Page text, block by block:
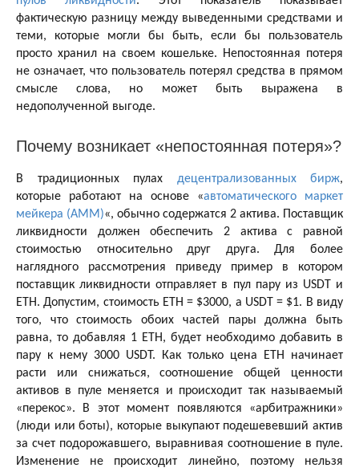
фактическую разницу между выведенными средствами и
теми, которые могли бы быть, если бы пользователь
просто хранил на своем кошельке. Непостоянная потеря
не означает, что пользователь потерял средства в прямом
смысле слова, но может быть выражена в
недополученной выгоде.
Почему возникает «непостоянная потеря»?
В традиционных пулах децентрализованных бирж,
которые работают на основе «автоматического маркет
мейкера (АММ)«, обычно содержатся 2 актива. Поставщик
ликвидности должен обеспечить 2 актива с равной
стоимостью относительно друг друга. Для более
наглядного рассмотрения приведу пример в котором
поставщик ликвидности отправляет в пул пару из USDT и
ETH. Допустим, стоимость ETH = $3000, а USDT = $1. В виду
того, что стоимость обоих частей пары должна быть
равна, то добавляя 1 ETH, будет необходимо добавить в
пару к нему 3000 USDT. Как только цена ETH начинает
расти или снижаться, соотношение общей ценности
активов в пуле меняется и происходит так называемый
«перекос». В этот момент появляются «арбитражники»
(люди или боты), которые выкупают подешевевший актив
за счет подорожавшего, выравнивая соотношение в пуле.
Изменение не происходит линейно, поэтому нельзя